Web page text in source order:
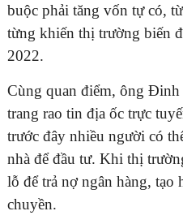
buộc phải tăng vốn tự có,
từng khiến thị trường biến
2022.
Cùng quan điểm, ông
trang rao tin địa ốc trực
trước đây nhiều người có
nhà để đầu tư. Khi thị
lỗ để trả nợ ngân hàng, tạo
chuyền.
ĐĂNG KÝ TƯ